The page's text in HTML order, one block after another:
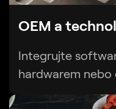
OEM a
Integrujte
hardwarem nebo